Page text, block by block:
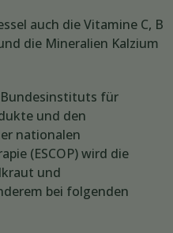
auch die Vitamine C, B
die Mineralien Kalzium
Bundesinstituts für
und den
nationalen
(ESCOP) wird die
und
bei folgenden